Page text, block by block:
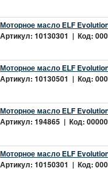
Моторное масло ELF
Артикул: 10130301 | Код:
Моторное масло ELF
Артикул: 10130501 | Код:
Моторное масло ELF
Артикул: 194865 | Код:
Моторное масло ELF
Артикул: 10150301 | Код: